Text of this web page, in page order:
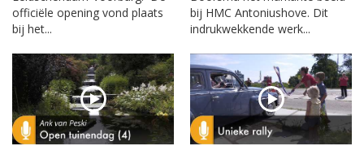
officiële opening vond plaats
bij het...
bij HMC Antoniushove. Dit
indrukwekkende werk...